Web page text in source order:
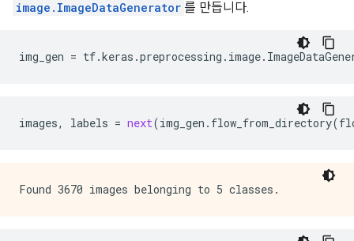
image.ImageDataGenerator 를 만듭니다.
img_gen = tf.keras .preprocessing . image.
images, labels = next(img_gen . flow_from_directory(